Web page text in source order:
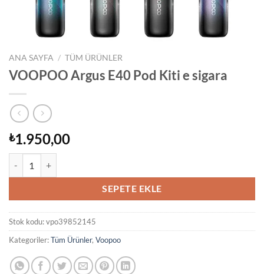
ANA SAYFA / TÜM ÜRÜNLER
VOOPOO Argus E40 Pod Kiti e sigara
₺1.950,00
SEPETE EKLE
Stok kodu:vpo39852145
Kategoriler:Tüm Ürünler, Voopoo